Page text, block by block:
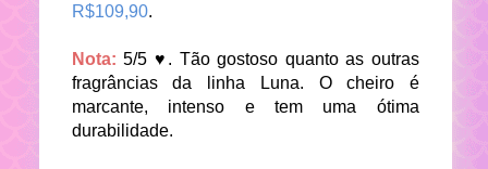
R$109,90.
Nota: 5/5 ♥. Tão gostoso quanto as outras
fragrâncias da linha Luna. O cheiro é
marcante, intenso e tem uma ótima
durabilidade.